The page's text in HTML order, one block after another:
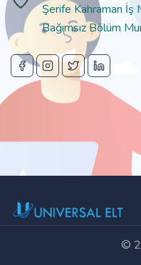
Şerife Kahraman İş
Bağımsız Bölüm
©